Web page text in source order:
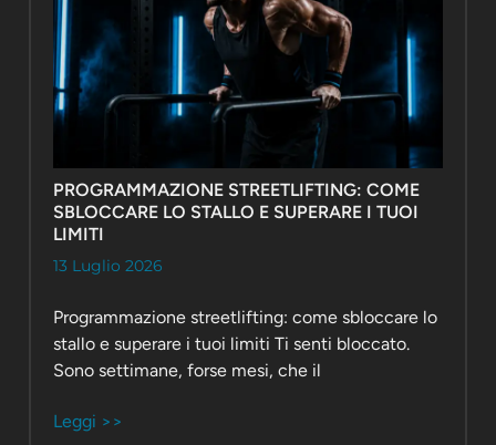
PROGRAMMAZIONE STREETLIFTING: COME
SBLOCCARE LO STALLO E SUPERARE I TUOI
LIMITI
13 Luglio 2026
Programmazione streetlifting: come sbloccare lo
stallo e superare i tuoi limiti Ti senti bloccato.
Sono settimane, forse mesi, che il
Leggi >>